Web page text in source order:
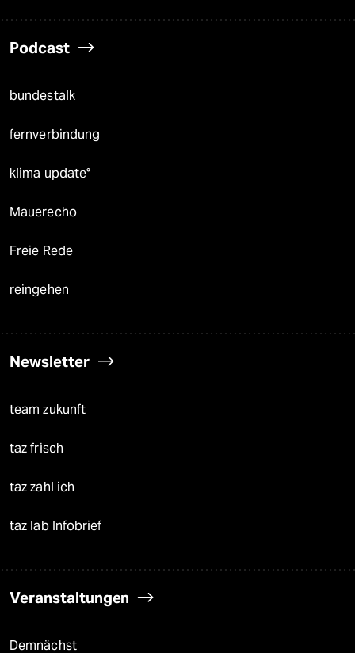
Podcast
bundestalk
fernverbindung
klima update°
Mauerecho
Freie Rede
reingehen
Newsletter
team zukunft
taz frisch
taz zahl ich
taz lab Infobrief
Veranstaltungen
Demnächst